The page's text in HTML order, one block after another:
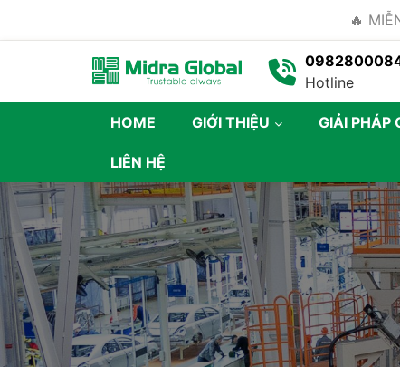
🔥
Hotline
HOME GIỚI THIỆU GIẢI PHÁP
LIÊN HỆ